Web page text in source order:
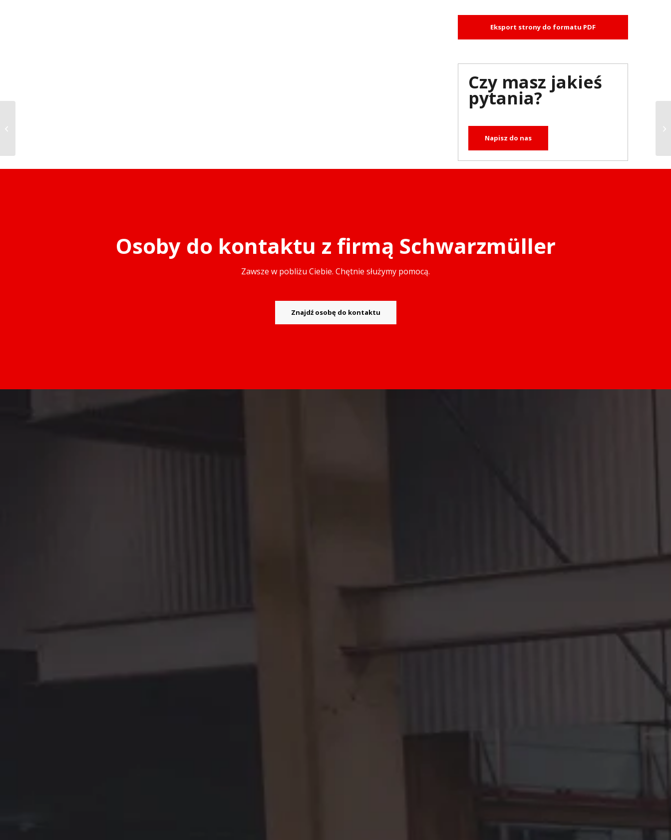
Eksport strony do formatu PDF
Czy masz jakieś
pytania?
Napisz do nas
Osoby do kontaktu z firmą Schwarzmüller
Zawsze w pobliżu Ciebie. Chętnie służymy pomocą.
Znajdź osobę do kontaktu